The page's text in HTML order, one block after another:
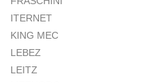
ITERNET
KING MEC
LEBEZ
LEITZ